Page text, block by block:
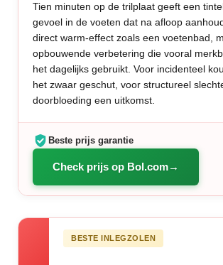
Tien minuten op de trilplaat geeft een
gevoel in de voeten dat na afloop
direct warm-effect zoals een voetenbad,
opbouwende verbetering die vooral
het dagelijks gebruikt. Voor incidenteel
het zwaar geschut, voor structureel
doorbloeding een uitkomst.
Beste prijs garantie
Check prijs op Bol.com
BESTE INLEGZOLEN